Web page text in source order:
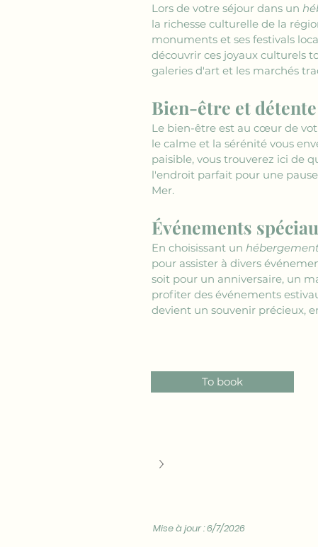
Lors de votre séjour dans un
la richesse culturelle de la
monuments et ses festivals
découvrir ces joyaux culturels
galeries d'art et les marchés
Bien-être et
Le bien-être est au cœur de
le calme et la sérénité vous
paisible, vous trouverez ici de
l'endroit parfait pour une
Mer.
Événements
En choisissant un
pour assister à divers
soit pour un anniversaire, un
profiter des événements
devient un souvenir précieux,
To book
Mise à jour : 6/7/2026